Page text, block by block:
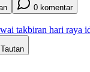
0 komentar
takbiran hari raya